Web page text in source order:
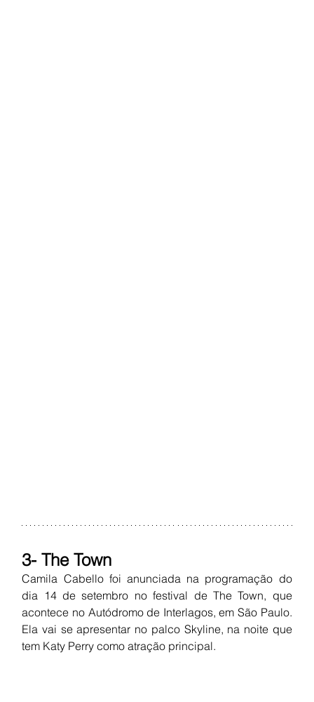
3- The Town
Camila Cabello foi anunciada na programação do
dia 14 de setembro no festival de The Town, que
acontece no Autódromo de Interlagos, em São Paulo.
Ela vai se apresentar no palco Skyline, na noite que
tem Katy Perry como atração principal.